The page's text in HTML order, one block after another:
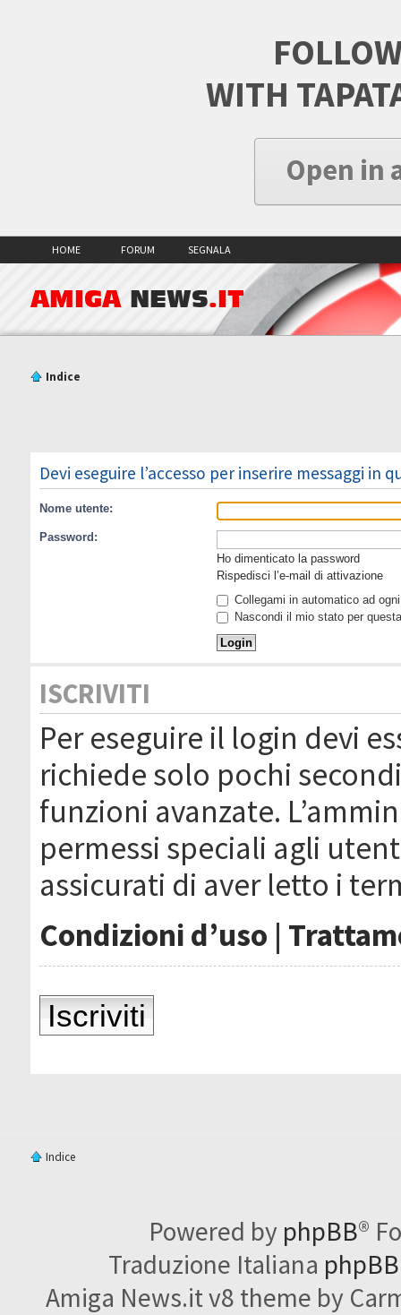
WITH
Open in
HOME FORUM SEGNALA
AMIGA NEWS.IT
Indice
Devi eseguire l’accesso per inserire messaggi in
Nome utente:
Password:
Ho dimenticato la password
Rispedisci l’e-mail di attivazione
Collegami in automatico ad
Nascondi il mio stato per
ISCRIVITI
Per eseguire il login devi
richiede solo pochi
funzioni avanzate.
permessi speciali agli
assicurati di aver letto i
Condizioni d’uso |
Iscriviti
Indice
Powered by phpBB®
Traduzione Italiana
Amiga News.it v8 theme by